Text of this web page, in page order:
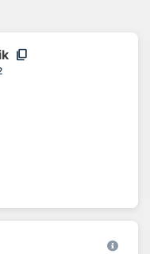
content_copy